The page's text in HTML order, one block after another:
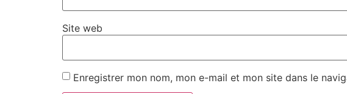
Site web
Enregistrer mon nom, mon e-mail et mon site dans le